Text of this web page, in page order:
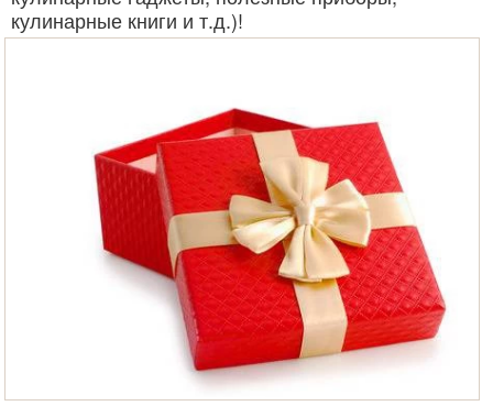
кулинарные книги и т.д.)!